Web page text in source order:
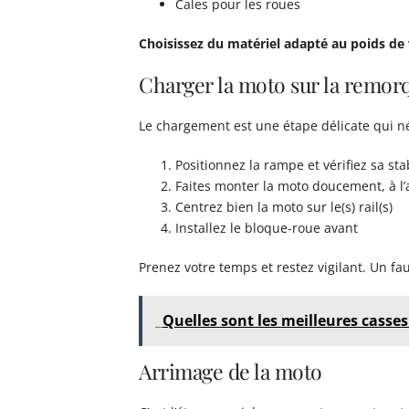
Cales pour les roues
Choisissez du matériel adapté au poids
Charger la moto sur la
Le chargement est une étape délicate qui
Positionnez la rampe et vérifiez sa
Faites monter la moto doucement, à
Centrez bien la moto sur le(s) rail(s)
Installez le bloque-roue avant
Prenez votre temps et restez vigilant. Un
Quelles sont les meilleures
Arrimage de la moto